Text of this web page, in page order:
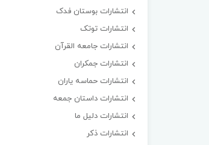
انتشارات بوستان فدک
انتشارات توتک
انتشارات جامعه القرآن
انتشارات جمکران
انتشارات حماسه یاران
انتشارات داستان جمعه
انتشارات دلیل ما
انتشارات ذکر